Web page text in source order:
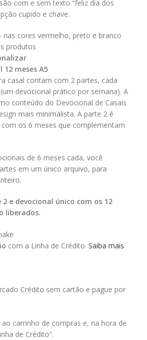
com e sem texto “feliz dia dos
cupido e chave.
nas cores vermelho, preto e branco
produtos
12 meses A5
casal contam com 2 partes, cada
devocional prático por semana). A
conteúdo do Devocional de Casais
mais minimalista. A parte 2 é
os 6 meses que complementam
de 6 meses cada, você
em um único arquivo, para
e devocional único com os 12
liberados.
com a Linha de Crédito. Saiba mais
Crédito sem cartão e pague por
carrinho de compras e, na hora de
de Crédito”.